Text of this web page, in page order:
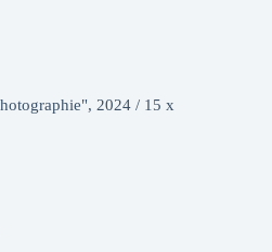
2024 / 15 x